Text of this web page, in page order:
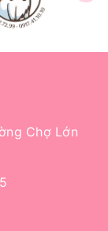
Chợ Lớn